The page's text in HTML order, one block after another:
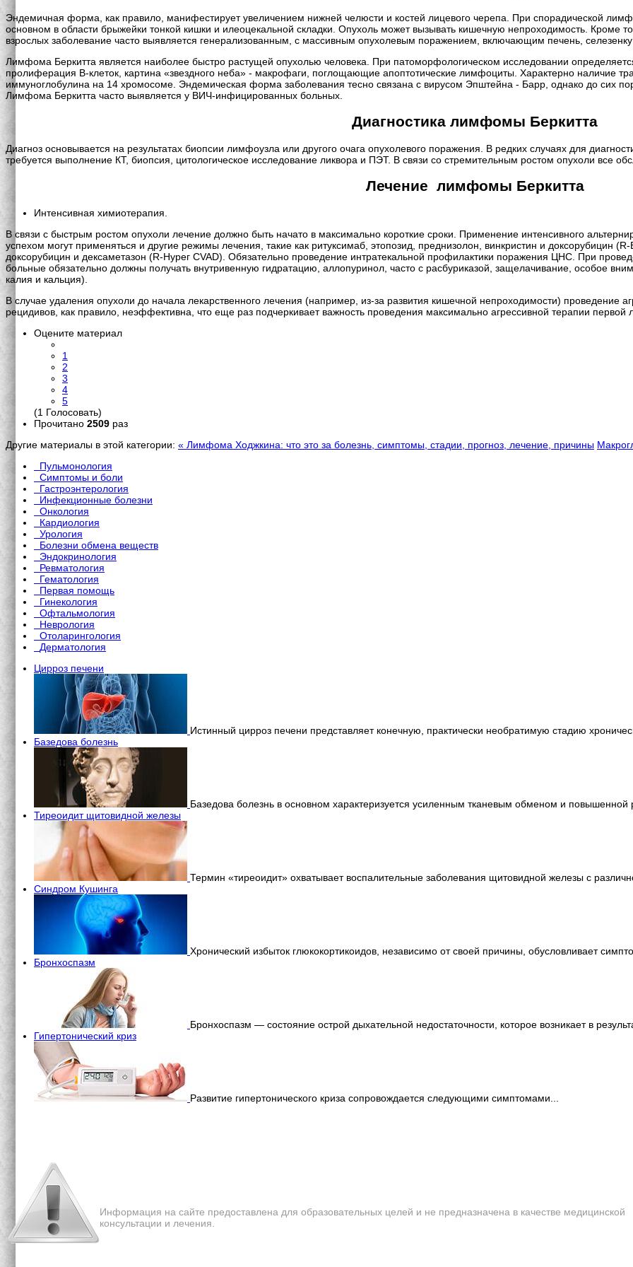
Эндемичная форма, как правило, манифестирует увеличением нижней челюсти и костей лицевого черепа. При спорадической
основном в области брыжейки тонкой кишки и илеоцекальной складки. Опухоль может вызывать кишечную непроходимость. Кроме
взрослых заболевание часто выявляется генерализованным, с массивным опухолевым поражением, включающим печень,
Лимфома Беркитта является наиболее быстро растущей опухолью человека. При патоморфологическом исследовании
пролиферация В-клеток, картина «звездного неба» - макрофаги, поглощающие апоптотические лимфоциты. Характерно наличие
иммуноглобулина на 14 хромосоме. Эндемическая форма заболевания тесно связана с вирусом Эпштейна - Барр, однако до сих
Лимфома Беркитта часто выявляется у ВИЧ-инфицированных больных.
Диагностика лимфомы Беркитта
Диагноз основывается на результатах биопсии лимфоузла или другого очага опухолевого поражения. В редких случаях для
требуется выполнение КТ, биопсия, цитологическое исследование ликвора и ПЭТ. В связи со стремительным ростом опухоли все
Лечение лимфомы Беркитта
Интенсивная химиотерапия.
В связи с быстрым ростом опухоли лечение должно быть начато в максимально короткие сроки. Применение интенсивного
успехом могут применяться и другие режимы лечения, такие как ритуксимаб, этопозид, преднизолон, винкристин и доксорубицин
доксорубицин и дексаметазон (R-Нурег CVAD). Обязательно проведение интратекальной профилактики поражения ЦНС. При
больные обязательно должны получать внутривенную гидратацию, аллопуринол, часто с расбуриказой, защелачивание, особое
калия и кальция).
В случае удаления опухоли до начала лекарственного лечения (например, из-за развития кишечной непроходимости) проведение
рецидивов, как правило, неэффективна, что еще раз подчеркивает важность проведения максимально агрессивной терапии первой
Оцените материал
1
2
3
4
5
(1 Голосовать)
Прочитано 2509 раз
Другие материалы в этой категории: « Лимфома Ходжкина: что это за болезнь, симптомы, стадии, прогноз, лечение, причины
Пульмонология
Симптомы и боли
Гастроэнтерология
Инфекционные болезни
Онкология
Кардиология
Урология
Болезни обмена веществ
Эндокринология
Ревматология
Гематология
Первая помощь
Гинекология
Офтальмология
Неврология
Отоларингология
Дерматология
Цирроз печени
Истинный цирроз печени представляет конечную, практически необратимую стадию
Базедова болезнь
Базедова болезнь в основном характеризуется усиленным тканевым обменом и
Тиреоидит щитовидной железы
Термин «тиреоидит» охватывает воспалительные заболевания щитовидной железы с
Синдром Кушинга
Хронический избыток глюкокортикоидов, независимо от своей причины, обусловливает
Бронхоспазм
Бронхоспазм — состояние острой дыхательной недостаточности, которое возникает в
Гипертонический криз
Развитие гипертонического криза сопровождается следующими симптомами...
Информация на сайте предоставлена для образовательных целей и не предназначена в качестве медицинской
консультации и лечения.